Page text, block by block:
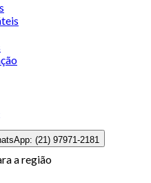
(21) 97971-2181
a região